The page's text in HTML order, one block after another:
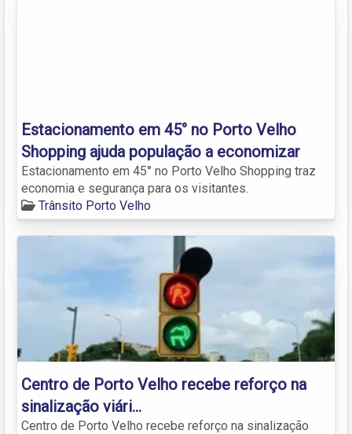
Estacionamento em 45° no Porto Velho
Shopping ajuda população a economizar
Estacionamento em 45° no Porto Velho Shopping traz
economia e segurança para os visitantes.
Trânsito Porto Velho
Centro de Porto Velho recebe reforço na
sinalização viári…
Centro de Porto Velho recebe reforço na sinalização